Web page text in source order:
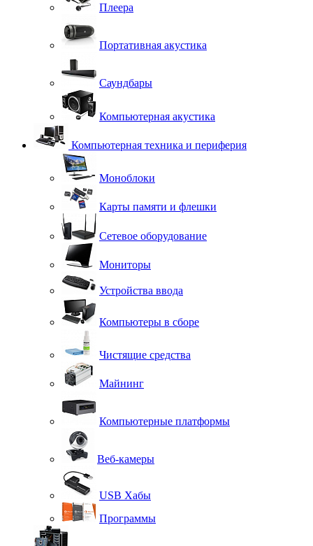
Плеера
Портативная акустика
Саундбары
Компьютерная акустика
Компьютерная техника и периферия
Моноблоки
Карты памяти и флешки
Сетевое оборудование
Мониторы
Устройства ввода
Компьютеры в сборе
Чистящие средства
Майнинг
Компьютерные платформы
Веб-камеры
USB Хабы
Программы